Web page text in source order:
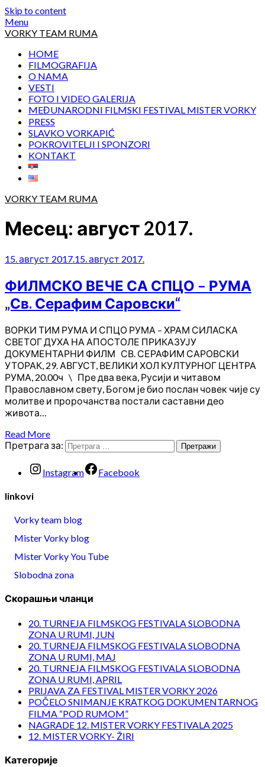
Skip to content
Menu
VORKY TEAM RUMA
HOME
FILMOGRAFIJA
O NAMA
VESTI
FOTO I VIDEO GALERIJA
MEĐUNARODNI FILMSKI FESTIVAL MISTER VORKY
PRESS
SLAVKO VORKAPIĆ
POKROVITELJI I SPONZORI
KONTAKT
VORKY TEAM RUMA
Месец: август 2017.
15. август 2017.15. август 2017.
ФИЛМСКО ВЕЧЕ СА СПЦО – РУМА
„Св. Серафим Саровски“
ВОРКИ ТИМ РУМА И СПЦО РУМА – ХРАМ СИЛАСКА
СВЕТОГ ДУХА НА АПОСТОЛЕ ПРИКАЗУЈУ
ДОКУМЕНТАРНИ ФИЛМ СВ. СЕРАФИМ САРОВСКИ
УТОРАК, 29. АВГУСТ, ВЕЛИКИ ХОЛ КУЛТУРНОГ ЦЕНТРА
РУМА, 20.00ч \ Пре два века, Русији и читавом
Православном свету, Богом је био послан човек чије су
молитве и пророчанства постали саставни део
живота…
Read More
Претрага за:
Instagram Facebook
linkovi
Vorky team blog
Mister Vorky blog
Mister Vorky You Tube
Slobodna zona
Скорашњи чланци
20. TURNEJA FILMSKOG FESTIVALA SLOBODNA
ZONA U RUMI, JUN
20. TURNEJA FILMSKOG FESTIVALA SLOBODNA
ZONA U RUMI, MAJ
20. TURNEJA FILMSKOG FESTIVALA SLOBODNA
ZONA U RUMI, APRIL
PRIJAVA ZA FESTIVAL MISTER VORKY 2026
POČELO SNIMANJE KRATKOG DOKUMENTARNOG
FILMA “POD RUMOM”
NAGRADE 12. MISTER VORKY FESTIVALA 2025
12. MISTER VORKY- ŽIRI
Категорије